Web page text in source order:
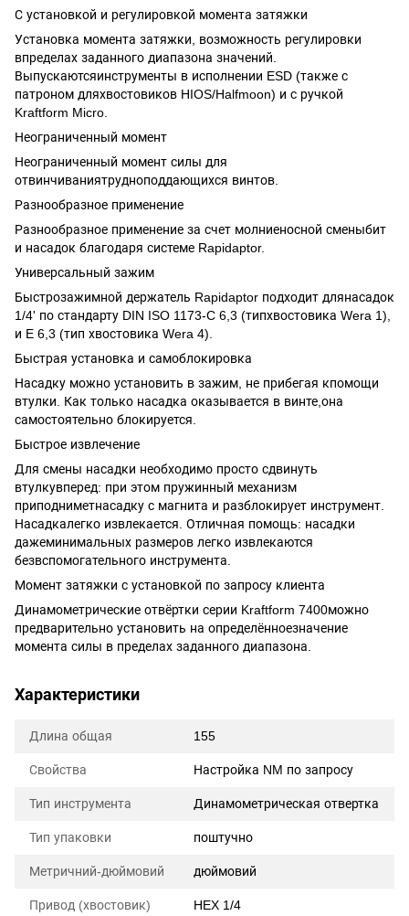
С установкой и регулировкой момента затяжки
Установка момента затяжки, возможность регулировки
впределах заданного диапазона значений.
Выпускаютсяинструменты в исполнении ESD (также с
патроном дляхвостовиков HIOS/Halfmoon) и с ручкой
Kraftform Micro.
Неограниченный момент
Неограниченный момент силы для
отвинчиваниятрудноподдающихся винтов.
Разнообразное применение
Разнообразное применение за счет молниеносной сменыбит
и насадок благодаря системе Rapidaptor.
Универсальный зажим
Быстрозажимной держатель Rapidaptor подходит длянасадок
1/4' по стандарту DIN ISO 1173-C 6,3 (типхвостовика Wera 1),
и E 6,3 (тип хвостовика Wera 4).
Быстрая установка и самоблокировка
Насадку можно установить в зажим, не прибегая кпомощи
втулки. Как только насадка оказывается в винте,она
самостоятельно блокируется.
Быстрое извлечение
Для смены насадки необходимо просто сдвинуть
втулкувперед: при этом пружинный механизм
приподниметнасадку с магнита и разблокирует инструмент.
Насадкалегко извлекается. Отличная помощь: насадки
дажеминимальных размеров легко извлекаются
безвспомогательного инструмента.
Момент затяжки с установкой по запросу клиента
Динамометрические отвёртки серии Kraftform 7400можно
предварительно установить на определённоезначение
момента силы в пределах заданного диапазона.
Характеристики
Длина общая 155
Свойства Настройка NM по запросу
Тип инструмента Динамометрическая отвертка
Тип упаковки поштучно
Метричний-дюймовий дюймовий
Привод (хвостовик) HEX 1/4